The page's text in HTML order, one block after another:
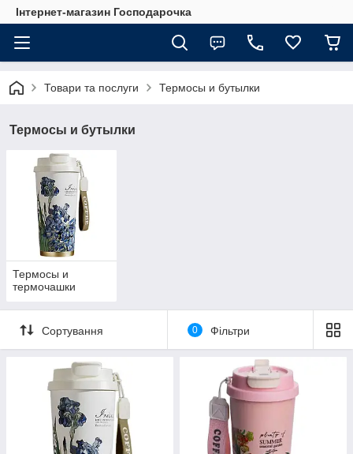
Інтернет-магазин Господарочка
Товари та послуги Термосы и бутылки
Термосы и бутылки
Термосы и
термочашки
Сортування 0 Фільтри